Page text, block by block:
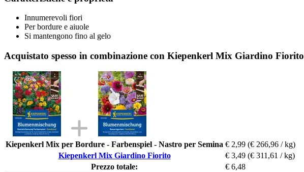
Innumerevoli fiori
Per bordure e aiuole
Si mantengono fino al gelo
Acquistato spesso in combinazione con Kiepenkerl Mix Giardino Fiorito
Kiepenkerl Mix per Bordure - Farbenspiel - Nastro per Semina € 2,99 (€ 266,96 / kg)
Kiepenkerl Mix Giardino Fiorito
€ 3,49 (€ 311,61 / kg)
Prezzo totale:
€ 6,48